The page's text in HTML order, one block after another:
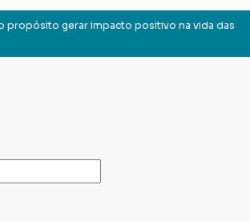
propósito gerar impacto positivo na vida das